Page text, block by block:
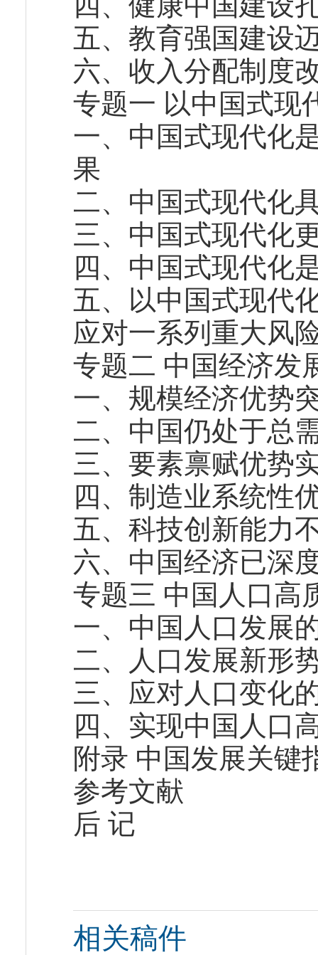
五、教育强国建设
六、收入分配制度
专题一 以中国式现
一、中国式现代化
果
二、中国式现代化
三、中国式现代化
四、中国式现代化
五、以中国式现代
应对一系列重大风
专题二 中国经济发
一、规模经济优势
二、中国仍处于总
三、要素禀赋优势
四、制造业系统性
五、科技创新能力
六、中国经济已深
专题三 中国人口高
一、中国人口发展
二、人口发展新形
三、应对人口变化
四、实现中国人口
附录 中国发展关键
参考文献
后 记
相关稿件